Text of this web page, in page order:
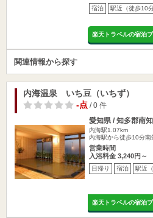
宿泊 駅近（徒歩10分
楽天トラベルの宿泊
関連情報から探す
内海温泉 いち豆（いちず）
-点/ 0 件
愛知県 / 知多郡南
内海駅1.07km
内海駅から徒歩10分
営業時間
入浴料金 3,240円～
日帰り 宿泊 駅近
楽天トラベルの宿泊